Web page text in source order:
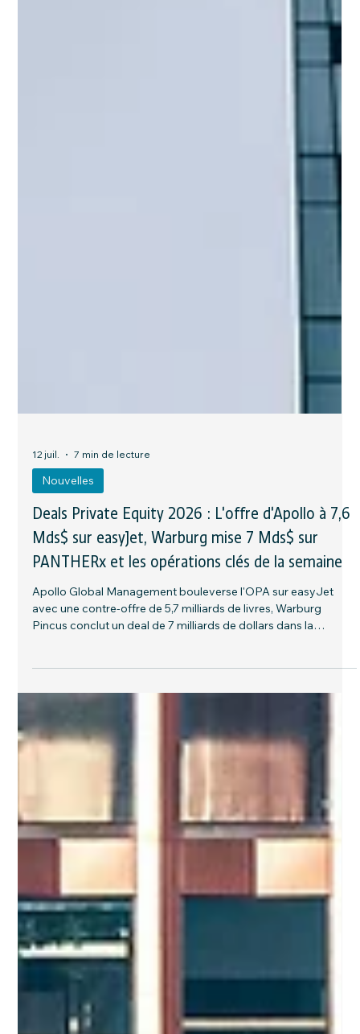
Deals Private Equity 2026 : L'offre d'Apollo à 7,6
Mds$ sur easyJet, Warburg mise 7 Mds$ sur
PANTHERx et les opérations clés de la semaine
Apollo Global Management bouleverse l'OPA sur easyJet
avec une contre-offre de 5,7 milliards de livres, Warburg
Pincus conclut un deal de 7 milliards de dollars dans la
pharmacie spécialisée, et KKR déploie 4,2 milliards dans les
énergies propres. Notre revue hebdomadaire des deals
private equity 2026 pour les CGP et family offices.